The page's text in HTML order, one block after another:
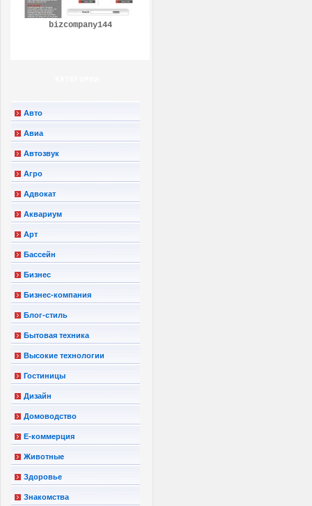
bizcompany144
Авто
Авиа
Автозвук
Агро
Адвокат
Аквариум
Арт
Бассейн
Бизнес
Бизнес-компания
Блог-стиль
Бытовая техника
Высокие технологии
Гостиницы
Дизайн
Домоводство
Е-коммерция
Животные
Здоровье
Знакомства